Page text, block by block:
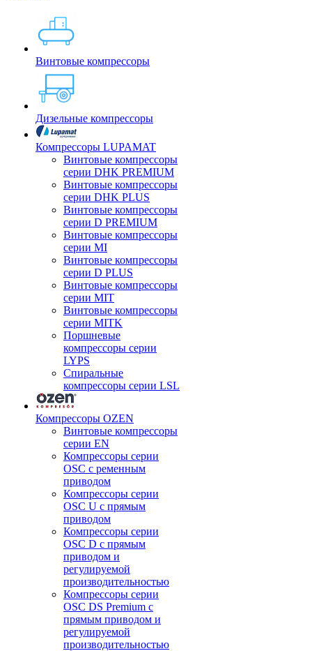
Винтовые компрессоры
Дизельные компрессоры
Компрессоры LUPAMAT
Винтовые компрессоры
серии DHK PREMIUM
Винтовые компрессоры
серии DHK PLUS
Винтовые компрессоры
серии D PREMIUM
Винтовые компрессоры
серии MI
Винтовые компрессоры
серии D PLUS
Винтовые компрессоры
серии MIT
Винтовые компрессоры
серии MITK
Поршневые
компрессоры серии
LYPS
Спиральные
компрессоры серии LSL
Компрессоры OZEN
Винтовые компрессоры
серии EN
Компрессоры серии
OSC с ременным
приводом
Компрессоры серии
OSC U с прямым
приводом
Компрессоры серии
OSC D с прямым
приводом и
регулируемой
производительностью
Компрессоры серии
OSC DS Premium с
прямым приводом и
регулируемой
производительностью